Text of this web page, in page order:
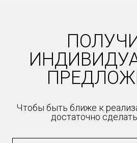
Чтобы быть ближе к
достаточно